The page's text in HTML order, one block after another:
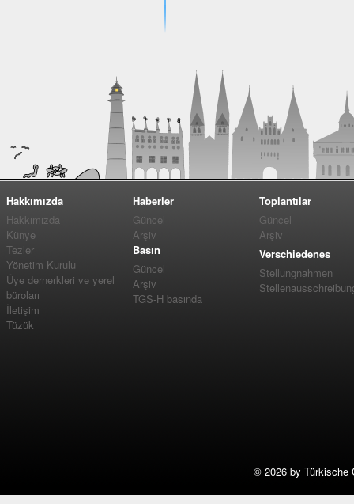
Hakkımızda
Hakkımızda
Künye
Tezler
Yönetim Kurulu
Üye dernerkleri ve yerel
büroları
İletişim
Tüzük
Haberler
Güncel
Arşiv
Basın
Güncel
Arşiv
TGS-H basında
Toplantılar
Güncel
Arşiv
Verschiedenes
Stellungnahmen
© 2026 by Türkische